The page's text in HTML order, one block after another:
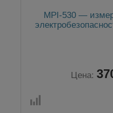
MPI-530 —
Цена: